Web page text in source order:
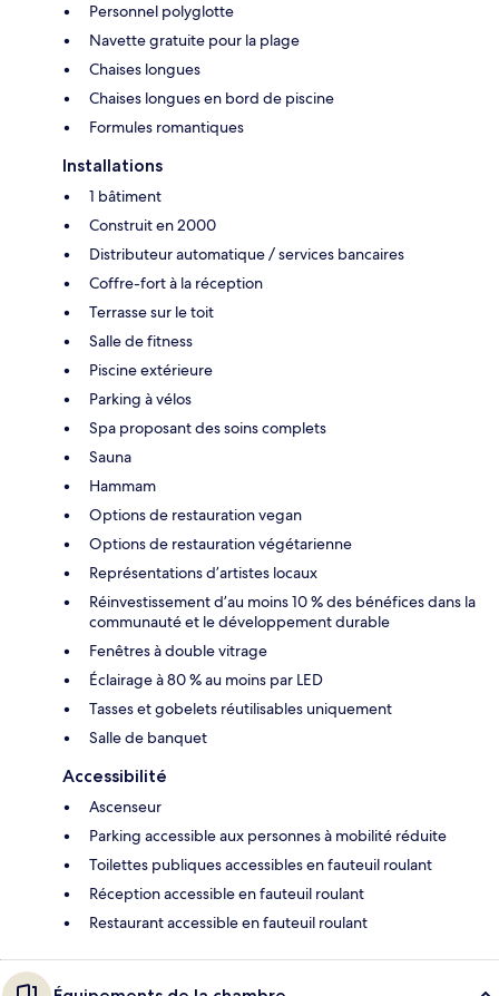
Personnel polyglotte
Navette gratuite pour la plage
Chaises longues
Chaises longues en bord de piscine
Formules romantiques
Installations
1 bâtiment
Construit en 2000
Distributeur automatique / services bancaires
Coffre-fort à la réception
Terrasse sur le toit
Salle de fitness
Piscine extérieure
Parking à vélos
Spa proposant des soins complets
Sauna
Hammam
Options de restauration vegan
Options de restauration végétarienne
Représentations d’artistes locaux
Réinvestissement d’au moins 10 % des bénéfices dans la
communauté et le développement durable
Fenêtres à double vitrage
Éclairage à 80 % au moins par LED
Tasses et gobelets réutilisables uniquement
Salle de banquet
Accessibilité
Ascenseur
Parking accessible aux personnes à mobilité réduite
Toilettes publiques accessibles en fauteuil roulant
Réception accessible en fauteuil roulant
Restaurant accessible en fauteuil roulant